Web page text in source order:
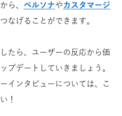
ら、 ペルソナやカスタマージ
なげることができます。
たら、ユーザーの反応から価
プデートしていきましょう。
インタビューについては、こ
！